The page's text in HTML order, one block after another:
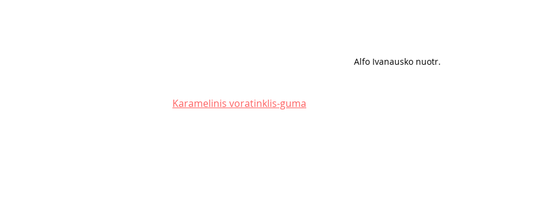
Alfo Ivanausko nuotr.
Karamelinis voratinklis-guma